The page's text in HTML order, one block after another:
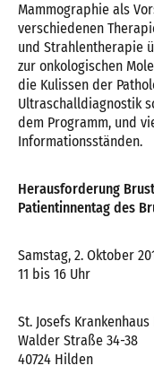
Mammographie als
verschiedenen
und Strahlentherapie
zur onkologischen
die Kulissen der
Ultraschalldiagnostik
dem Programm, und
Informationsständen.
Herausforderung
Patientinnentag des
Samstag, 2. Oktober
11 bis 16 Uhr
St. Josefs
Walder Straße 34-38
40724 Hilden